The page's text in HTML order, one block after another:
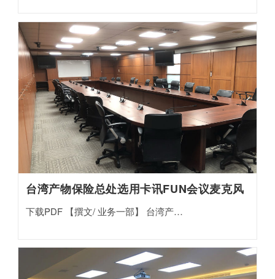
台湾产物保险总处选用卡讯FUN会议麦克风
下载PDF 【撰文/ 业务一部】 台湾产…